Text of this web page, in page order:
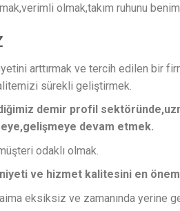
olmak,takım ruhunu
arttırmak ve tercih edilen bir
sürekli geliştirmek.
demir profil
devam etmek.
odaklı olmak.
ve hizmet kalitesini en
eksiksiz ve zamanında yerine